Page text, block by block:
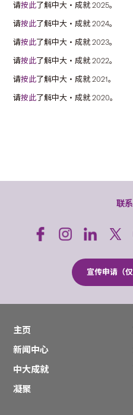
请按此了解中大‧成就 2025。
请按此了解中大‧成就 2024。
请按此了解中大‧成就 2023。
请按此了解中大‧成就 2022。
请按此了解中大‧成就 2021。
请按此了解中大‧成就 2020。
联
宣传申请（
主页
新闻中心
中大成就
凝聚